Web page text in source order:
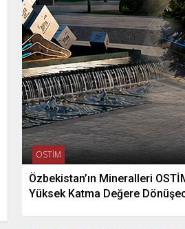
OSTİM
Özbekistan’ın Mineralleri
Yüksek Katma Değere